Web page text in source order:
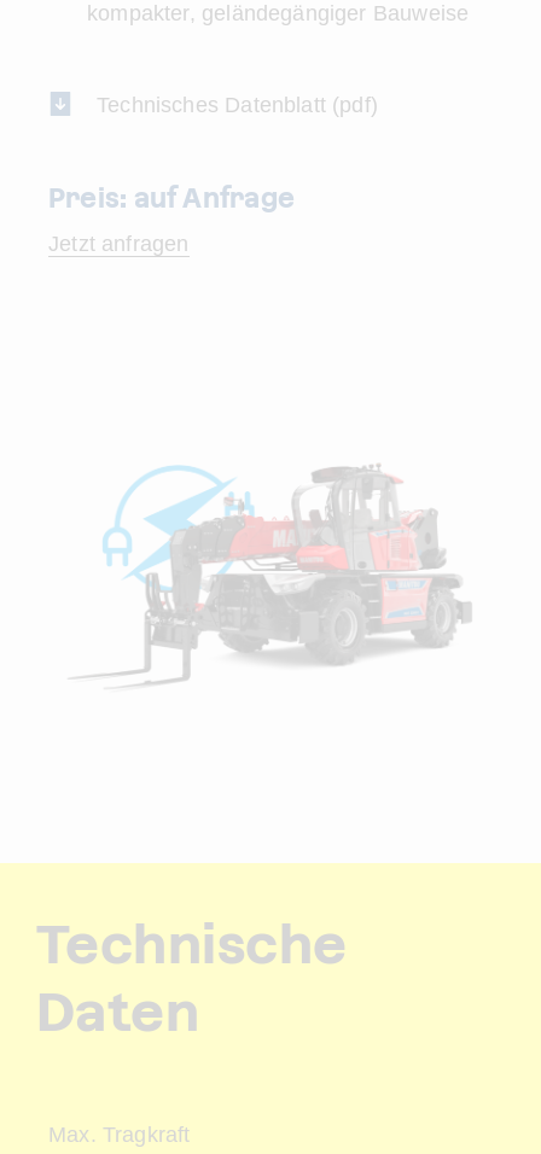
kompakter, geländegängiger Bauweise
Technisches Datenblatt (pdf)
Preis: auf Anfrage
Jetzt anfragen
Technische
Daten
Max. Tragkraft